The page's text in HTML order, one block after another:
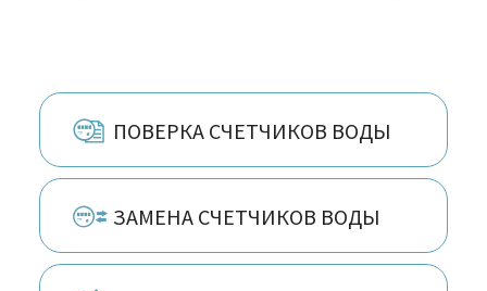
Самара, Санкт-Петербург, Саратов,
Тюмень, Ульяновск, Чебоксары, Челябинск
ПОВЕРКА СЧЕТЧИКОВ ВОДЫ
ЗАМЕНА СЧЕТЧИКОВ ВОДЫ